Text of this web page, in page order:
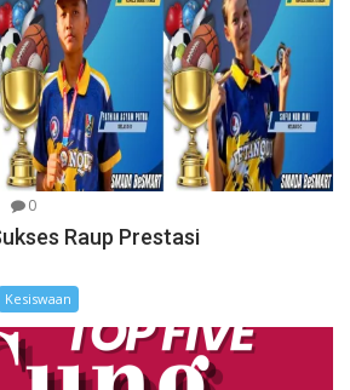
0
Raup Prestasi
Kesiswaan